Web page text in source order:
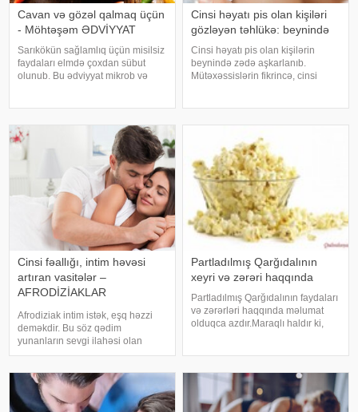
Cavan və gözəl qalmaq üçün
- Möhtəşəm ƏDVİYYAT
Sarıkökün sağlamlıq üçün misilsiz
faydaları elmdə çoxdan sübut
olunub. Bu ədviyyat mikrob və
xərçəngin riskini azaldır, qaraciyər
üçü
Cinsi həyatı pis olan kişiləri
gözləyən təhlükə: beynində
Cinsi həyatı pis olan kişilərin
beynində zədə aşkarlanıb.
Mütəxəssislərin fikrincə, cinsi
problemlərinin xəbərçisi ola bilər.
Cinsi fəallığı, intim həvəsi
artıran vasitələr –
AFRODİZİAKLAR
BİLMƏDİKLƏRİMİZ
Afrodiziak intim istək, eşq həzzi
deməkdir. Bu söz qədim
yunanların sevgi ilahəsi olan
Afrodita adından götürülüb. Bəs,
qədər insanların böyük maraq
göstərdiyi afrodiziak vasitələr nə
üçündür
Partladılmış Qarğıdalının
xeyri və zərəri haqqında
Partladılmış Qarğıdalının faydaları
və zərərləri haqqında məlumat
olduqca azdır.Maraqlı haldır ki,
qidanın hava, su qədər